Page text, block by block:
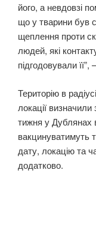
його, а невдовзі
що у тварини був
щеплення проти
людей, які
підгодовували
Територію в
локації
тижня у Дублянах
вакцинуватимуть
дату, локацію та
додатково.